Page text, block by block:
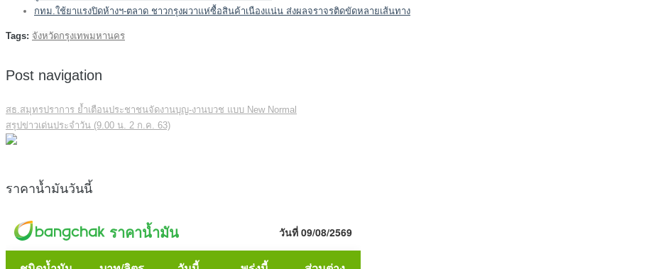
กทม.ใช้ยาแรงปิดห้างฯ-ตลาด ชาวกรุงผวาแห่ซื้อสินค้าเนืองแน่น ส่งผลจราจรติดขัดหลายเส้นทาง
Tags: จังหวัดกรุงเทพมหานคร
Post navigation
สธ.สมุทรปราการ ย้ำเตือนประชาชนจัดงานบุญ-งานบวช แบบ New Normal
สรุปข่าวเด่นประจำวัน (9.00 น. 2 ก.ค. 63)
ราคาน้ำมันวันนี้